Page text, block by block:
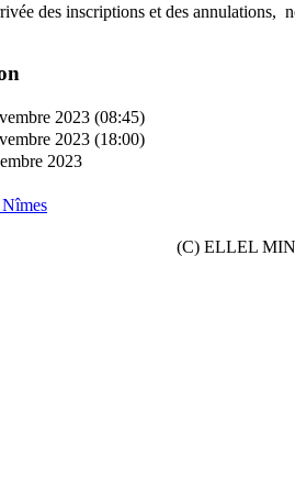
des inscriptions et des
2023 (08:45)
2023 (18:00)
2023
(C) ELLEL